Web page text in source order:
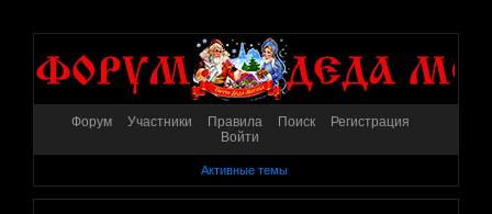
Форум Участники Правила Поиск
Регистрация
Войти
Активные темы